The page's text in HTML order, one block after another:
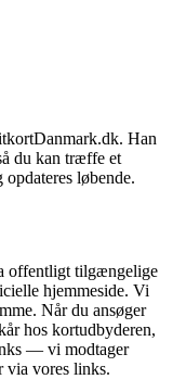
Han
du kan træffe et
løbende.
offentligt tilgængelige
hjemmeside. Vi
Når du ansøger
hos kortudbyderen,
— vi modtager
via vores links.